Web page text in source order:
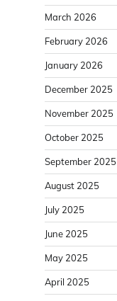
March 2026
February 2026
January 2026
December 2025
November 2025
October 2025
September 2025
August 2025
July 2025
June 2025
May 2025
April 2025